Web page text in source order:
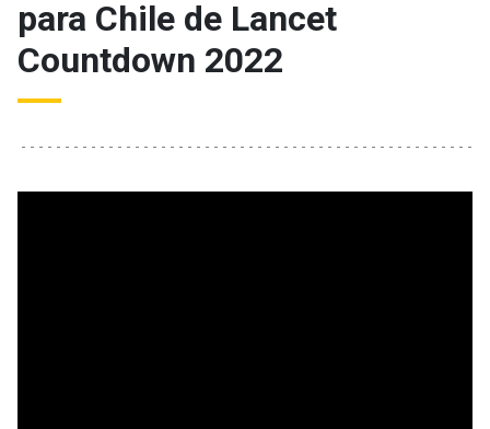
para Chile de Lancet
Countdown 2022